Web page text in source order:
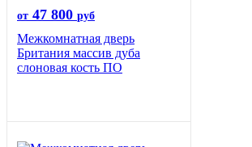
от 47 800 руб
Межкомнатная дверь
Британия массив дуба
слоновая кость ПО